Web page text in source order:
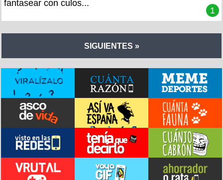
fantasear con culos...
1
SIGUIENTES »